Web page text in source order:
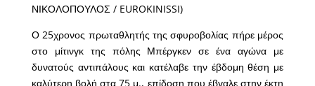
ΝΙΚΟΛΟΠΟΥΛΟΣ / EUROKINISSI)
Ο 25χρονος πρωταθλητής της σφυροβολίας πήρε μέρος
στο μίτινγκ της πόλης Μπέργκεν σε ένα αγώνα με
δυνατούς αντιπάλους και κατέλαβε την έβδομη θέση με
καλύτερη βολή στα 75 μ., επίδοση που έβγαλε στην έκτη